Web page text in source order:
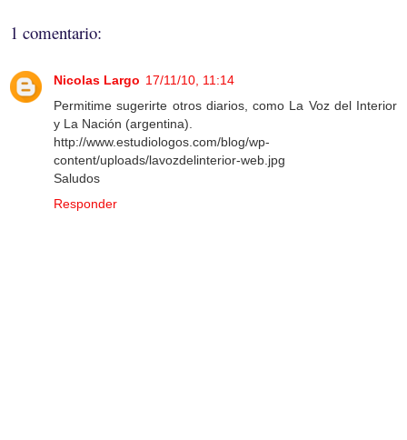
1 comentario:
Nicolas Largo 17/11/10, 11:14
Permitime sugerirte otros diarios, como La Voz del Interior
y La Nación (argentina).
http://www.estudiologos.com/blog/wp-
content/uploads/lavozdelinterior-web.jpg
Saludos
Responder